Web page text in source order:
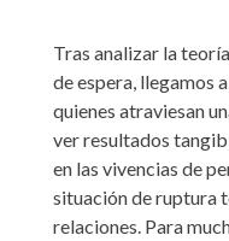
Tras analizar la
de espera, llegamos
quienes atraviesan
ver resultados
en las vivencias de
situación de ruptura
relaciones. Para